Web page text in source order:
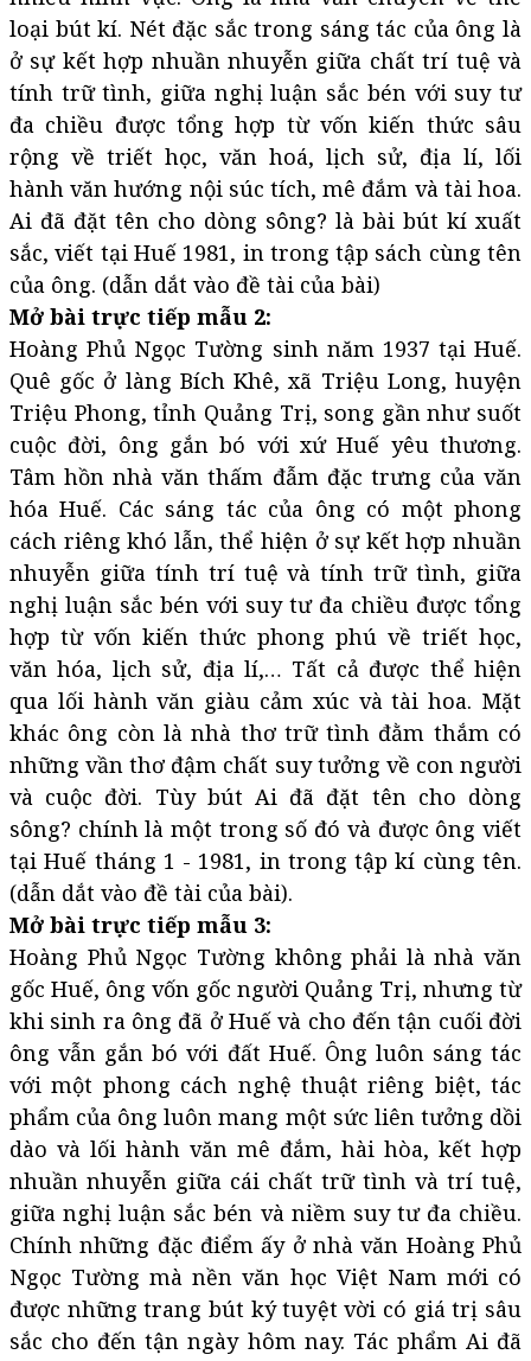
loại bút kí. Nét đặc sắc trong sáng tác của ông là
ở sự kết hợp nhuần nhuyễn giữa chất trí tuệ và
tính trữ tình, giữa nghị luận sắc bén với suy tư
đa chiều được tổng hợp từ vốn kiến thức sâu
rộng về triết học, văn hoá, lịch sử, địa lí, lối
hành văn hướng nội súc tích, mê đắm và tài hoa.
Ai đã đặt tên cho dòng sông? là bài bút kí xuất
sắc, viết tại Huế 1981, in trong tập sách cùng tên
của ông. (dẫn dắt vào đề tài của bài)
Mở bài trực tiếp mẫu 2:
Hoàng Phủ Ngọc Tường sinh năm 1937 tại Huế.
Quê gốc ở làng Bích Khê, xã Triệu Long, huyện
Triệu Phong, tỉnh Quảng Trị, song gần như suốt
cuộc đời, ông gắn bó với xứ Huế yêu thương.
Tâm hồn nhà văn thấm đẫm đặc trưng của văn
hóa Huế. Các sáng tác của ông có một phong
cách riêng khó lẫn, thể hiện ở sự kết hợp nhuần
nhuyễn giữa tính trí tuệ và tính trữ tình, giữa
nghị luận sắc bén với suy tư đa chiều được tổng
hợp từ vốn kiến thức phong phú về triết học,
văn hóa, lịch sử, địa lí,… Tất cả được thể hiện
qua lối hành văn giàu cảm xúc và tài hoa. Mặt
khác ông còn là nhà thơ trữ tình đằm thắm có
những vần thơ đậm chất suy tưởng về con người
và cuộc đời. Tùy bút Ai đã đặt tên cho dòng
sông? chính là một trong số đó và được ông viết
tại Huế tháng 1 - 1981, in trong tập kí cùng tên.
(dẫn dắt vào đề tài của bài).
Mở bài trực tiếp mẫu 3:
Hoàng Phủ Ngọc Tường không phải là nhà văn
gốc Huế, ông vốn gốc người Quảng Trị, nhưng từ
khi sinh ra ông đã ở Huế và cho đến tận cuối đời
ông vẫn gắn bó với đất Huế. Ông luôn sáng tác
với một phong cách nghệ thuật riêng biệt, tác
phẩm của ông luôn mang một sức liên tưởng dồi
dào và lối hành văn mê đắm, hài hòa, kết hợp
nhuần nhuyễn giữa cái chất trữ tình và trí tuệ,
giữa nghị luận sắc bén và niềm suy tư đa chiều.
Chính những đặc điểm ấy ở nhà văn Hoàng Phủ
Ngọc Tường mà nền văn học Việt Nam mới có
được những trang bút ký tuyệt vời có giá trị sâu
sắc cho đến tận ngày hôm nay. Tác phẩm Ai đã